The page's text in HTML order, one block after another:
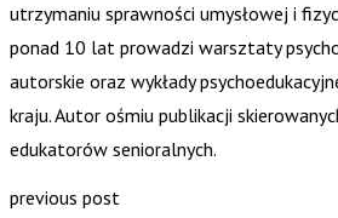
utrzymaniu sprawności umysłowej i
ponad 10 lat prowadzi warsztaty
autorskie oraz wykłady
kraju. Autor ośmiu publikacji
edukatorów senioralnych.
previous post